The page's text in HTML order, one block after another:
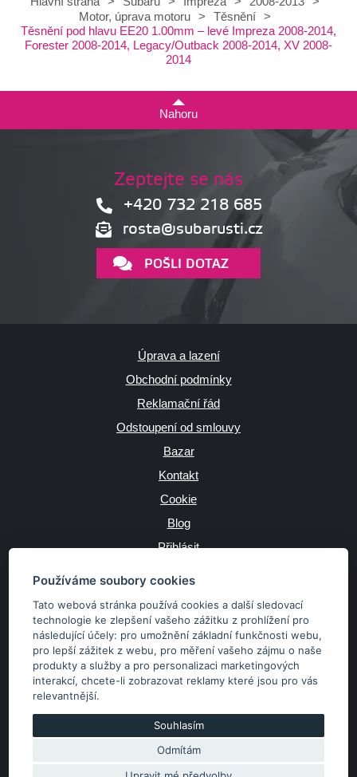
Používáme soubory cookies
Tato webová stránka používá cookies a další sledovací
technologie ke zlepšení vašeho zážitku z prohlížení pro
následující účely: pro umožnění základní funkčnosti webu,
pro lepší zážitek z webu, pro měření vašeho zájmu o naše
produkty a služby a pro personalizaci marketingových
interakcí,chcete-li zobrazovat reklamy které jsou pro vás
relevantnější.
Souhlasím
Odmítám
Motor, úprava motoru
> Těsnění
>
Těsnění pod hlavu EE20 1.00mm – levé Impreza 2008-2014,
Forester 2008-2014, Legacy/Outback 2008-2014, XV 2008-
2014
Nahoru
Zeptejte se nás
+420 732 218 685
rosta@subarusti.cz
POŠLI DOTAZ
Úprava a lazení
Obchodní podmínky
Reklamační řád
Odstoupení od smlouvy
Bazar
Kontakt
Cookie
Blog
Přihlásit
JAZYK
Kč €
Copyright © 2026 SubaruSTI.cz. Všechna práva vyhrazena.